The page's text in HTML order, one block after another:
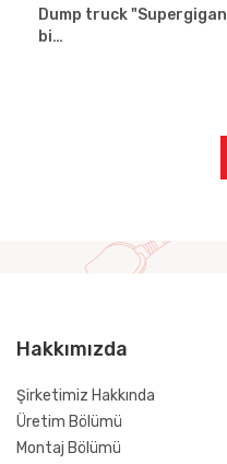
Dump truck
bi…
Hakkımızda
Şirketimiz Hakkında
Üretim Bölümü
Montaj Bölümü